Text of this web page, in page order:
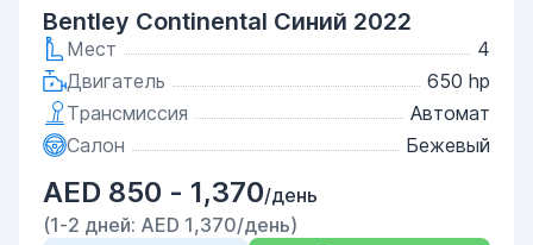
Bentley Continental Синий 2022
Мест
4
Двигатель
650 hp
Трансмиссия
Автомат
Салон
Бежевый
AED 850 - 1,370/день
(1-2 дней: AED 1,370/день)